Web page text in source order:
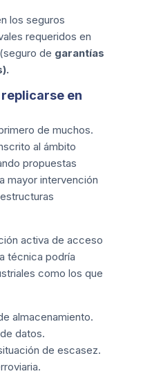
los seguros
requeridos en
de garantías
).
en
de muchos.
al ámbito
propuestas
mayor intervención
activa de acceso
técnica podría
como los que
almacenamiento.
datos.
de escasez.